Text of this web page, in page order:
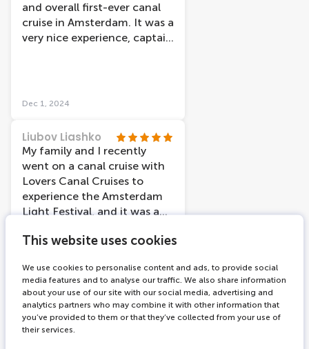
This website uses cookies
We use cookies to personalise content and ads, to provide social
media features and to analyse our traffic. We also share information
about your use of our site with our social media, advertising and
analytics partners who may combine it with other information that
you’ve provided to them or that they’ve collected from your use of
their services.
and overall first-ever canal
cruise in Amsterdam. It was a
very nice experience, captain
warm inside. Also, we had
tickets very easily through
their site just a few hours
before our original booking
in order to make it on time.
The only unfortunate thing
was a “heavy traffic” in the
canals, which ended up with
our cruise taking almost 2
was not something in
agency’s hands. Would
recommend it anyway!
Dec 1, 2024
Liubov Liashko
My family and I recently
went on a canal cruise with
Lovers Canal Cruises to
experience the Amsterdam
Light Festival, and it was an
atmosphere was so chill, and
new light - from the water
and in the darkness. The
light artworks were amazing
and made me think about
the impact of technologies
Jan 26, 2024
Dr Win Sutanto
A must if you are in